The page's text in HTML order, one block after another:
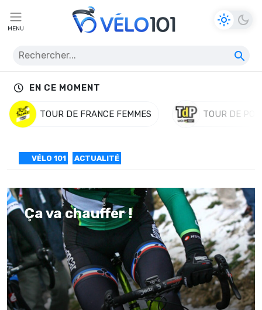
MENU
EN CE MOMENT
TOUR DE FRANCE FEMMES TOUR DE
VÉLO 101 ACTUALITÉ
Ça va chauffer !